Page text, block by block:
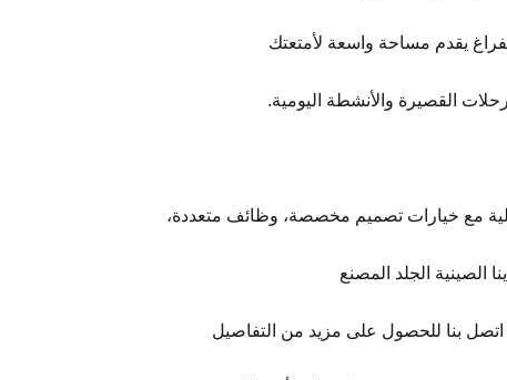
يقدم مساحة واسعة لأمتعتك
القصيرة والأنشطة اليومية.
مع خيارات تصميم مخصصة، وظائف متعددة،
الجلد المصنع
اتصل بنا للحصول على مزيد من التفاصيل